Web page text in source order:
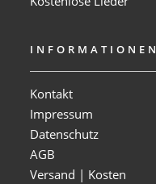
INFORMATIONEN
Kontakt
Impressum
Datenschutz
AGB
Versand | Kosten